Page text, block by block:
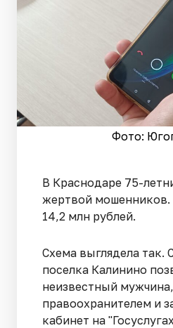
Фото:
В Краснодаре 75-
жертвой мошенников.
14,2 млн рублей.
Схема выглядела так.
поселка Калинино
неизвестный
правоохранителем и
кабинет на